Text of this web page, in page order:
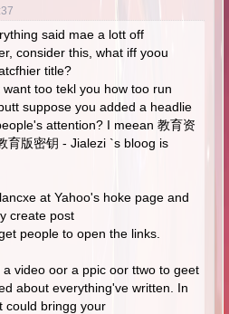
said mae a lott off
consider this, what iff yoou
title?
too tekl you how too run
suppose you added a headlie
attention? I meean 教育资
育版密钥 - Jialezi `s bloog is
at Yahoo's hoke page and
create post
people to open the links.
a video oor a ppic oor ttwo to geet
about everything've written. In
could bringg your